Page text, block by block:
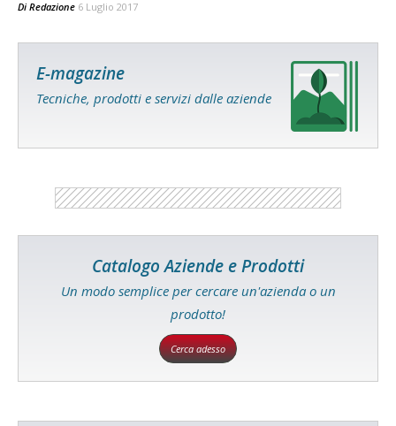
Di Redazione 6 Luglio 2017
E-magazine
Tecniche, prodotti e servizi dalle aziende
Catalogo Aziende e Prodotti
Un modo semplice per cercare un'azienda o un
prodotto!
Cerca adesso